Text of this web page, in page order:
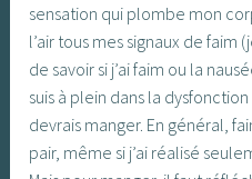
sensation qui plombe mon
l’air tous mes signaux de faim
de savoir si j’ai faim ou la
suis à plein dans la
devrais manger. En général,
pair, même si j’ai réalisé